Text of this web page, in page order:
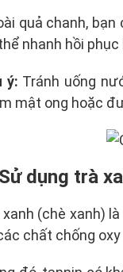
quả chanh,
nhanh hồi
ý: Tránh uống
mật ong hoặc
dụng trà
xanh (chè xanh)
chất chống